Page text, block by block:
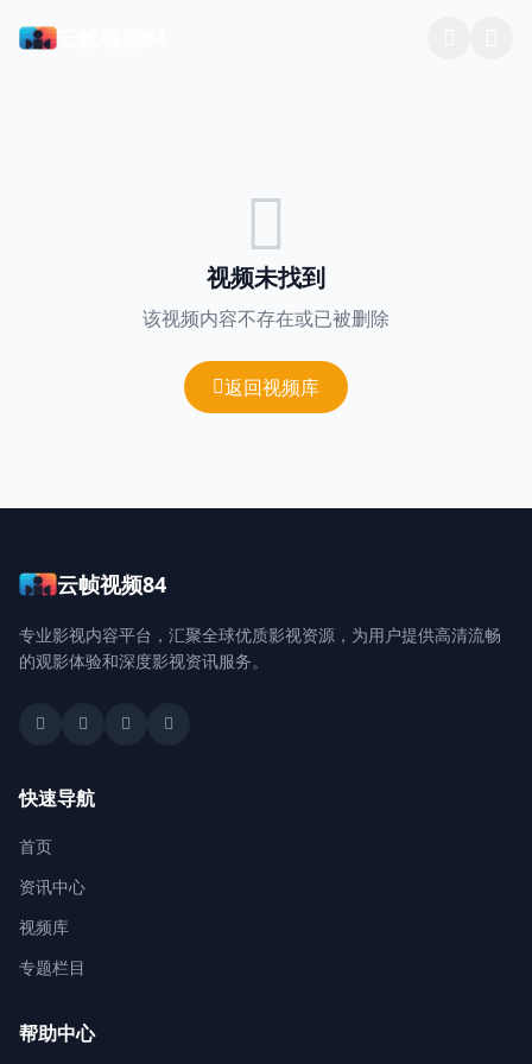
登录 / 注册
视频未找到
该视频内容不存在或已被删除
返回视频库
云帧视频84
专业影视内容平台，汇聚全球优质影视资源，为用户提供高清流畅
的观影体验和深度影视资讯服务。
快速导航
首页
资讯中心
视频库
专题栏目
帮助中心